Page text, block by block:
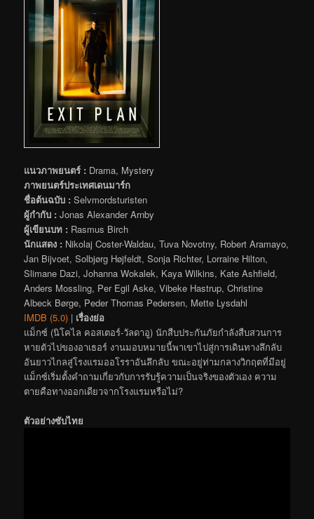
แนวภาพยนตร์ : Drama, Mystery
ภาพยนตร์ประเทศเดนมาร์ก
ชื่อต้นฉบับ : Selvmordsturisten
ผู้กำกับ : Jonas Alexander Arnby
ผู้เขียนบท : Rasmus Birch
นักแสดง : Nikolaj Coster-Waldau, Tuva Novotny, Robert Aramayo,
Jan Bijvoet, Solbjørg Højfeldt, Sonja Richter, Lorraine Hilton,
Slimane Dazi, Johanna Wokalek, Kaya Wilkins, Kate Ashfield,
Anders Mossling, Per Egil Aske, Vibeke Hastrup, Christine
Albeck Børge, Peder Thomas Pedersen, Mette Lysdahl
IMDB (5.0) | เรื่องย่อ
แม็กซ์ (นิโคไล คอสเตอร์-วัลดาอู) นักสืบประกันภัยกำลังสืบสวนการ
หายตัวไปของอาเธอร์ งานมอบหมายนี้พาเขาไปสู่การเดินทางลึกลับ
อันยาวไกลสู่โรงแรมออโรราอันลึกลับ ขณะอยู่ท่ามกลางวิกฤตที่มีอยู่
แม็กซ์เริ่มตั้งคำถามเกี่ยวกับการรับรู้ความเป็นจริงของตัวเอง ความ
ตายคือทางออกเดียวจากโรงแรมหรือไม่?
ตัวอย่างซับไทย